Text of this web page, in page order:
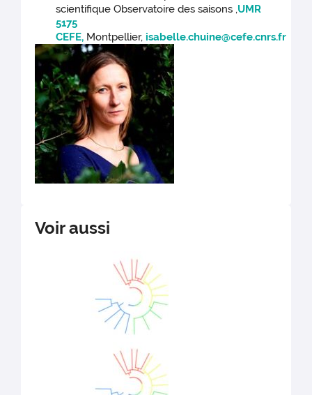
scientifique Observatoire des saisons ,UMR
5175
CEFE, Montpellier, isabelle.chuine@cefe.cnrs.fr
Voir aussi